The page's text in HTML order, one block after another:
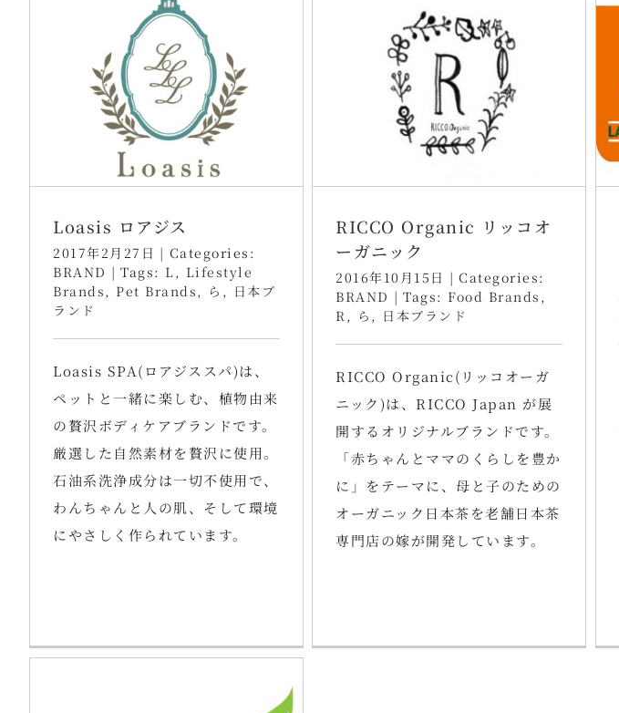
Loasis ロアジス
2017年2月27日 | Categories:
BRAND | Tags: L , Lifestyle
Brands , Pet Brands , ら , 日本ブ
ランド
Loasis SPA(ロアジススパ)は、
ペットと一緒に楽しむ、植物由来
の贅沢ボディケアブランドです。
厳選した自然素材を贅沢に使用。
石油系洗浄成分は一切不使用で、
わんちゃんと人の肌、そして環境
にやさしく作られています。
RICCO Organic リッコオ
ーガニック
2016年10月15日 | Categories:
BRAND | Tags: Food Brands ,
R , ら , 日本ブランド
RICCO Organic(リッコオーガ
ニック)は、RICCO Japan が展
開するオリジナルブランドです。
「赤ちゃんとママのくらしを豊か
に」をテーマに、母と子のための
オーガニック日本茶を老舗日本茶
専門店の嫁が開発しています。